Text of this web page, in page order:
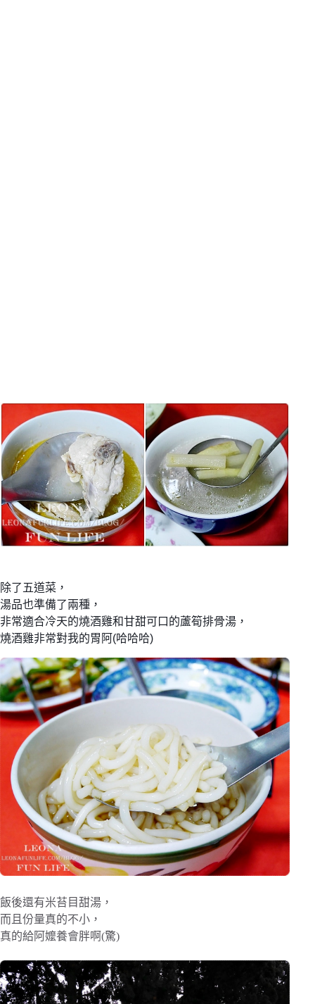
除了五道菜，
湯品也準備了兩種，
非常適合冷天的燒酒雞和甘甜可口的蘆筍排骨湯，
燒酒雞非常對我的胃阿(哈哈哈)
飯後還有米苔目甜湯，
而且份量真的不小，
真的給阿嬤養會胖啊(驚)